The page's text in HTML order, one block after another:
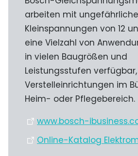
arbeiten mit
Kleinspannungen von 12
eine Vielzahl von
in vielen Baugrößen und
Leistungsstufen verfügbar,
Verstelleinrichtungen im
Heim- oder Pflegebereich.
www.bosch-
Online-Katalog